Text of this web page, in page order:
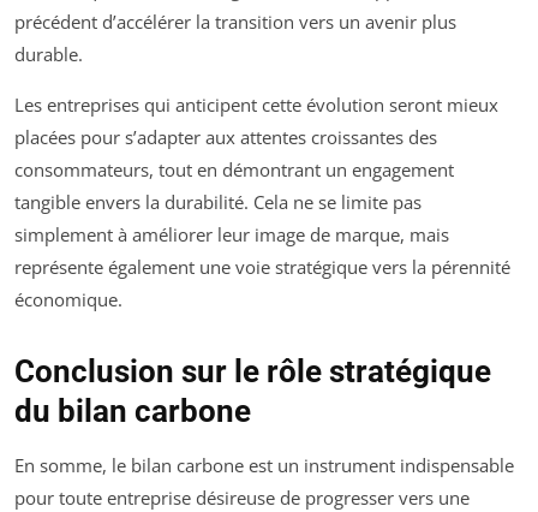
précédent d’accélérer la transition vers un avenir plus
durable.
Les entreprises qui anticipent cette évolution seront mieux
placées pour s’adapter aux attentes croissantes des
consommateurs, tout en démontrant un engagement
tangible envers la durabilité. Cela ne se limite pas
simplement à améliorer leur image de marque, mais
représente également une voie stratégique vers la pérennité
économique.
Conclusion sur le rôle stratégique
du bilan carbone
En somme, le bilan carbone est un instrument indispensable
pour toute entreprise désireuse de progresser vers une